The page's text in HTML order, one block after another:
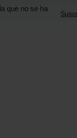
que no se ha